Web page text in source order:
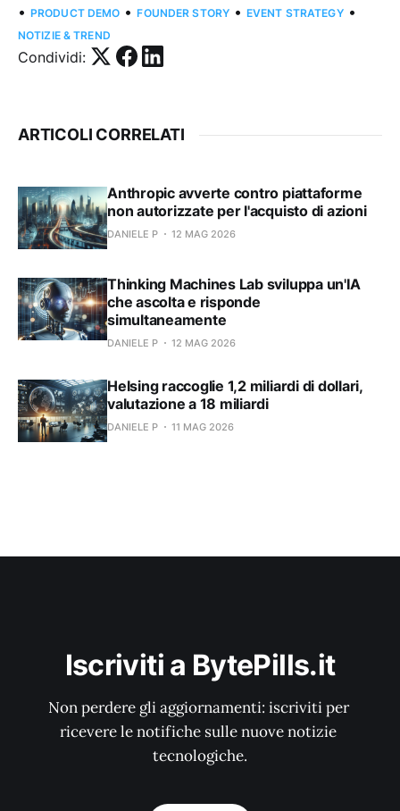
• PRODUCT DEMO • FOUNDER STORY • EVENT STRATEGY •
NOTIZIE & TREND
Condividi:
ARTICOLI CORRELATI
Anthropic avverte contro piattaforme
non autorizzate per l'acquisto di azioni
DANIELE P 12 MAG 2026
Thinking Machines Lab sviluppa un'IA
che ascolta e risponde
simultaneamente
DANIELE P 12 MAG 2026
Helsing raccoglie 1,2 miliardi di dollari,
valutazione a 18 miliardi
DANIELE P 11 MAG 2026
Iscriviti a BytePills.it
Non perdere gli aggiornamenti: iscriviti per
ricevere le notifiche sulle nuove notizie
tecnologiche.